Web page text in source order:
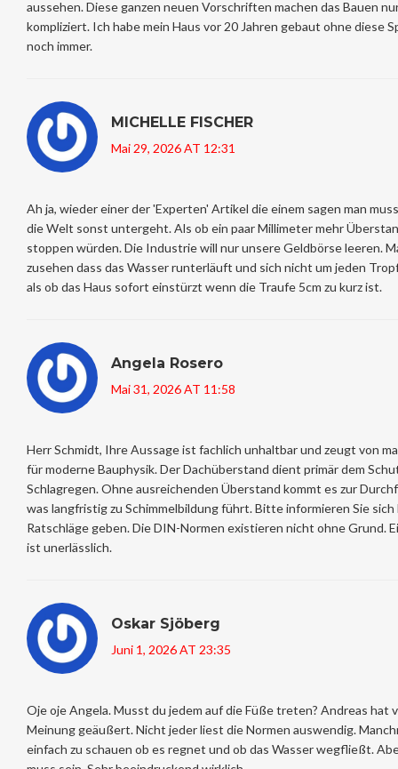
aussehen. Diese ganzen neuen Vorschriften machen das Bauen
kompliziert. Ich habe mein Haus vor 20 Jahren gebaut ohne diese
noch immer.
MICHELLE FISCHER
Mai 29, 2026 AT 12:31
Ah ja, wieder einer der 'Experten' Artikel die einem sagen man
die Welt sonst untergeht. Als ob ein paar Millimeter mehr
stoppen würden. Die Industrie will nur unsere Geldbörse leeren.
zusehen dass das Wasser runterläuft und sich nicht um jeden
als ob das Haus sofort einstürzt wenn die Traufe 5cm zu kurz ist.
Angela Rosero
Mai 31, 2026 AT 11:58
Herr Schmidt, Ihre Aussage ist fachlich unhaltbar und zeugt von
für moderne Bauphysik. Der Dachüberstand dient primär dem
Schlagregen. Ohne ausreichenden Überstand kommt es zur
was langfristig zu Schimmelbildung führt. Bitte informieren Sie sich
Ratschläge geben. Die DIN-Normen existieren nicht ohne Grund.
ist unerlässlich.
Oskar Sjöberg
Juni 1, 2026 AT 23:35
Oje oje Angela. Musst du jedem auf die Füße treten? Andreas hat
Meinung geäußert. Nicht jeder liest die Normen auswendig.
einfach zu schauen ob es regnet und ob das Wasser wegfließt.